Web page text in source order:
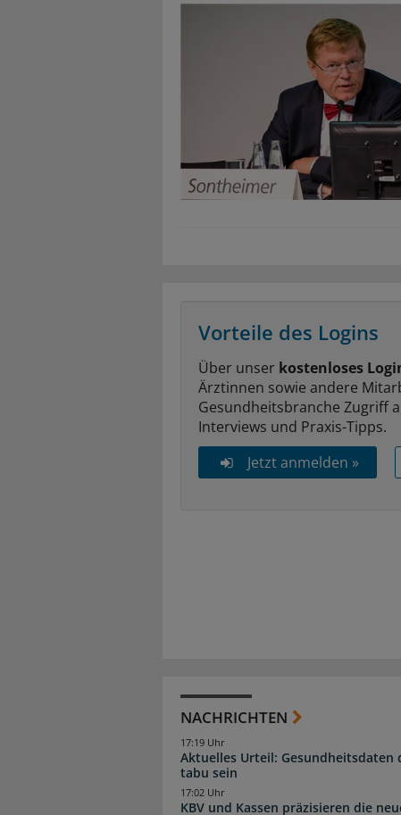
Vorteile des Logins
Über unser kostenloses
Ärztinnen sowie andere
Gesundheitsbranche Zugriff
Interviews und Praxis-Tipps.
Jetzt anmelden »
NACHRICHTEN
Aktuelles Urteil: Gesundheitsdaten
tabu sein
17:19 Uhr
KBV und Kassen präzisieren die
17:02 Uhr